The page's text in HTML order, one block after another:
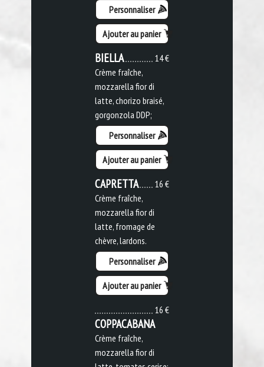
Personnaliser
Ajouter au panier
14 €
BIELLA
Crème fraîche,
mozzarella fior di
latte, chorizo braisé,
gorgonzola DDP;
Personnaliser
Ajouter au panier
16 €
CAPRETTA
Crème fraîche,
mozzarella fior di
latte, fromage de
chèvre, lardons.
Personnaliser
Ajouter au panier
16 €
COPPACABANA
Crème fraîche,
mozzarella fior di